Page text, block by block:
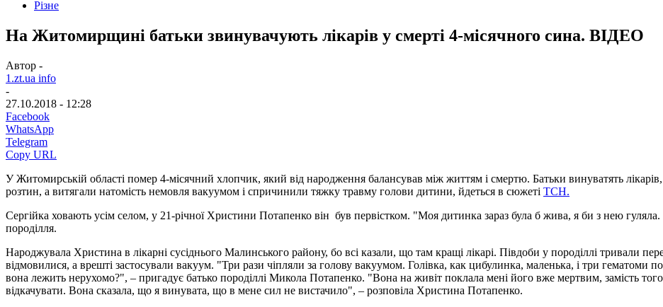
Різне
На Житомирщині батьки звинувачують лікарів у смерті 4-місячного сина. ВІДЕО
Автор -
1.zt.ua info
-
27.10.2018 - 12:28
Facebook
WhatsApp
Telegram
Copy URL
У Житомирській області помер 4-місячний хлопчик, який від народження балансував між життям і смертю. Батьки винуватять
розтин, а витягали натомість немовля вакуумом і спричинили тяжку травму голови дитини, йдеться в сюжеті ТСН.
Сергійка ховають усім селом, у 21-річної Христини Потапенко він був первістком. "Моя дитинка зараз була б жива, я би з нею
породілля.
Народжувала Христина в лікарні сусіднього Малинського району, бо всі казали, що там кращі лікарі. Півдоби у породіллі тривали
відмовилися, а врешті застосували вакуум. "Три рази чіпляли за голову вакуумом. Голівка, как цибулинка, маленька, і три
вона лежить нерухомо?", – пригадує батько породіллі Микола Потапенко. "Вона на живіт поклала мені його вже мертвим, замість
відкачувати. Вона сказала, що я винувата, що в мене сил не вистачило", – розповіла Христина Потапенко.